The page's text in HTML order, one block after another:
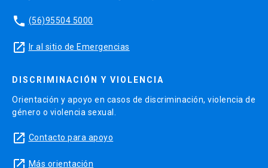
phone (56)95504 5000
launch Ir al sitio de Emergencias
DISCRIMINACIÓN Y VIOLENCIA
Orientación y apoyo en casos de discriminación, violencia de
género o violencia sexual.
launch Contacto para apoyo
launch Más orientación